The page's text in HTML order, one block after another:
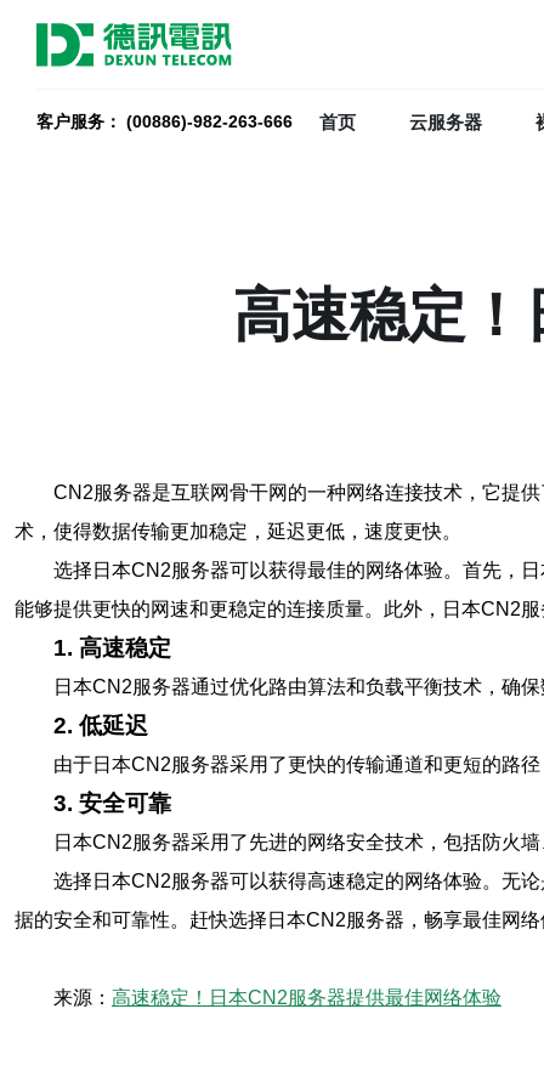
客户服务： (00886)-982-263-666 首页 云服务器
高速稳定
CN2服务器是互联网骨干网的一种网络连接技术，它提
术，使得数据传输更加稳定，延迟更低，速度更快。
选择日本CN2服务器可以获得最佳的网络体验。首先，
能够提供更快的网速和更稳定的连接质量。此外，日本CN2
1. 高速稳定
日本CN2服务器通过优化路由算法和负载平衡技术，确
2. 低延迟
由于日本CN2服务器采用了更快的传输通道和更短的路
3. 安全可靠
日本CN2服务器采用了先进的网络安全技术，包括防火
选择日本CN2服务器可以获得高速稳定的网络体验。无
据的安全和可靠性。赶快选择日本CN2服务器，畅享最佳网
来源： 高速稳定！日本CN2服务器提供最佳网络体验